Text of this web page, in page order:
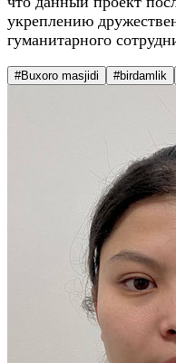
укреплению
гуманитарного
#Buxoro masjidi #birdamlik